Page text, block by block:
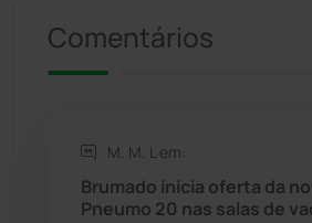
Rio do Pires
Comentários
M. M. L em:
Brumado inicia oferta da
Pneumo 20 nas salas de